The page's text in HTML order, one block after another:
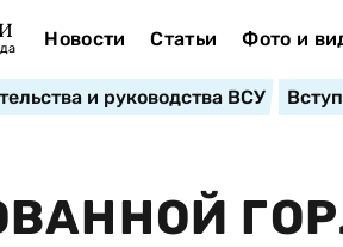
Новости Статьи Фото и
и руководства ВСУ